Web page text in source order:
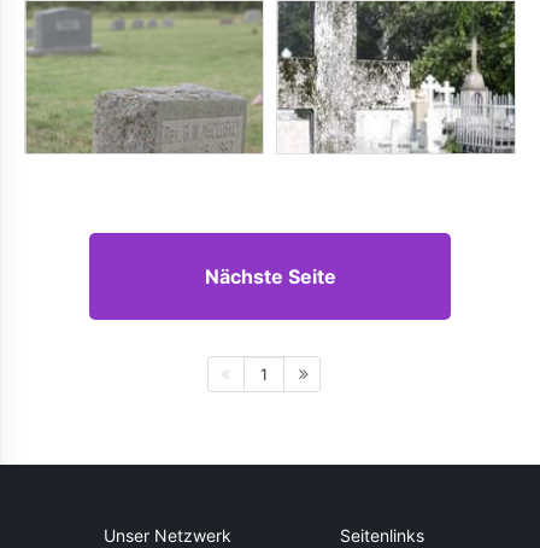
Nächste Seite
1
Unser Netzwerk Seitenlinks